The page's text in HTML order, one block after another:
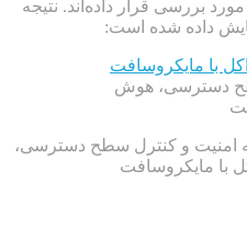
بررسی قرار داده‌اند. نتیجه
داده شده است:
دسترسی، هوش
امنیت و کنترل سطح دسترسی،
با مایکروسافت